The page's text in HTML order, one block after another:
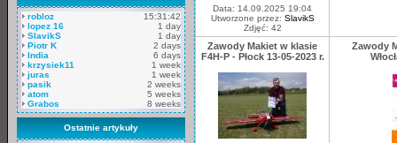
robloz
15:31:42
lopez 16
1 day
SlavikS
1 day
Piotr K
2 days
India
6 days
krzysiek11
1 week
juras
1 week
pasik
2 weeks
atom
5 weeks
Grabos
8 weeks
Ostatnie artykuły
Data: 14.09.2025 19:04
Utworzone przez: SlavikS
Zdjęć: 42
Zawody Makiet w klasie
F4H-P - Płock 13-05-2023 r.
Zawody